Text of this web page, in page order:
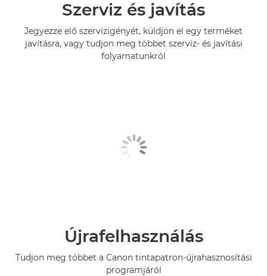
Szerviz és javítás
Jegyezze elő szervizigényét, küldjön el egy terméket
javításra, vagy tudjon meg többet szerviz- és javítási
folyamatunkról
Újrafelhasználás
Tudjon meg többet a Canon tintapatron-újrahasznosítási
programjáról